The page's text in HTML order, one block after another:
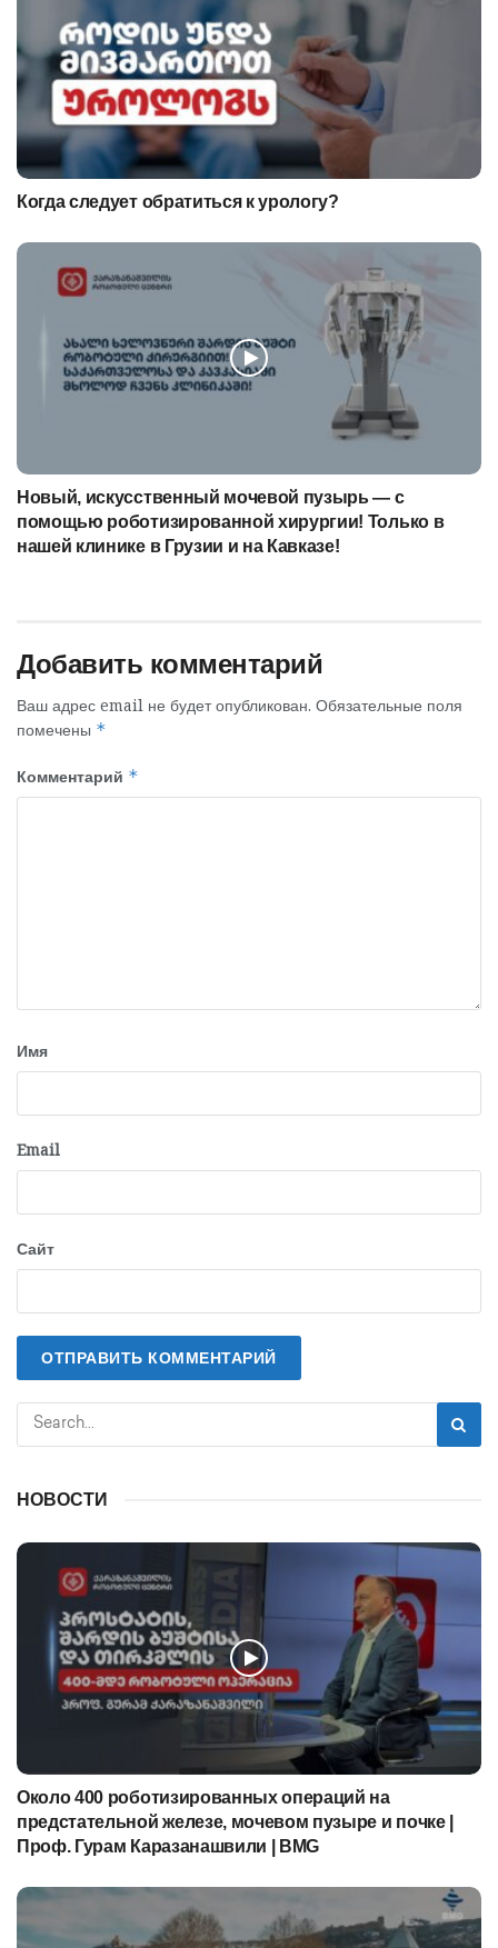
Когда следует обратиться к урологу?
Новый, искусственный мочевой пузырь — с
помощью роботизированной хирургии! Только в
нашей клинике в Грузии и на Кавказе!
Добавить комментарий
Ваш адрес email не будет опубликован. Обязательные поля
помечены *
Комментарий *
Имя
Email
Сайт
НОВОСТИ
Около 400 роботизированных операций на
предстательной железе, мочевом пузыре и почке |
Проф. Гурам Каразанашвили | BMG